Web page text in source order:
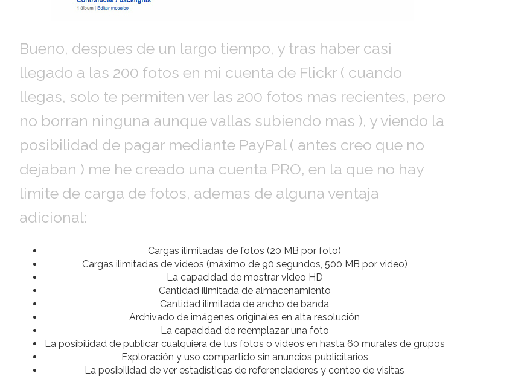
Bueno, despues de un largo tiempo, y tras haber casi
llegado a las 200 fotos en mi cuenta de Flickr ( cuando
llegas, solo te permiten ver las 200 fotos mas recientes, pero
no borran ninguna aunque vallas subiendo mas ), y viendo la
posibilidad de pagar mediante PayPal ( antes creo que no
dejaban ) me he creado una cuenta PRO, en la que no hay
limite de carga de fotos, ademas de alguna ventaja
adicional:
Cargas ilimitadas de fotos (20 MB por foto)
Cargas ilimitadas de videos (máximo de 90 segundos, 500 MB por video)
La capacidad de mostrar video HD
Cantidad ilimitada de almacenamiento
Cantidad ilimitada de ancho de banda
Archivado de imágenes originales en alta resolución
La capacidad de reemplazar una foto
La posibilidad de publicar cualquiera de tus fotos o videos en hasta 60 murales de grupos
Exploración y uso compartido sin anuncios publicitarios
La posibilidad de ver estadísticas de referenciadores y conteo de visitas